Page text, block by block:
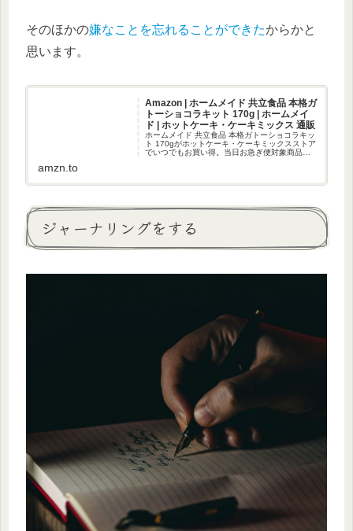
そのほかの嫌なことを忘れることができたからかと
思います。
Amazon | ホームメイド 共立食品 本格ガ
トーショコラキット 170g | ホームメイ
ド | ホットケーキ・ケーキミックス 通販
ホームメイド 共立食品 本格ガトーショコラキッ
ト 170gがホットケーキ・ケーキミックスストア
でいつでもお買い得。当日お急ぎ便対象商品
amzn.to
ジャーナリングをする